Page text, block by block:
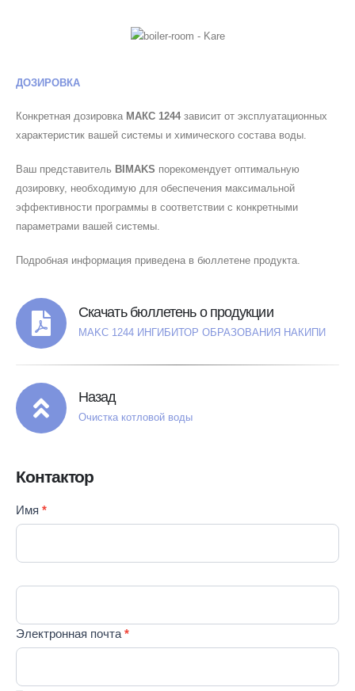
ДОЗИРОВКА
Конкретная дозировка МАКС 1244 зависит от эксплуатационных
характеристик вашей системы и химического состава воды.
Ваш представитель BIMAKS порекомендует оптимальную
дозировку, необходимую для обеспечения максимальной
эффективности программы в соответствии с конкретными
параметрами вашей системы.
Подробная информация приведена в бюллетене продукта.
Скачать бюллетень о продукции
MAKC 1244 ИНГИБИТОР ОБРАЗОВАНИЯ НАКИПИ
Назад
Очистка котловой воды
Контактор
Contact
Us
Имя *
Электронная почта *
Если вы
человек,
пустым.